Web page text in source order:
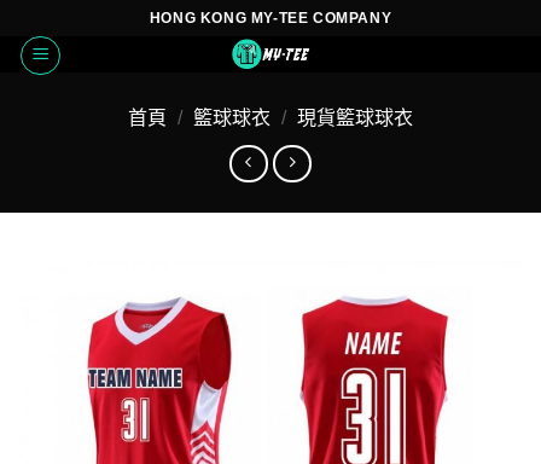
content
HONG KONG MY-TEE COMPANY
首頁 / 籃球球衣 / 現貨籃球球衣